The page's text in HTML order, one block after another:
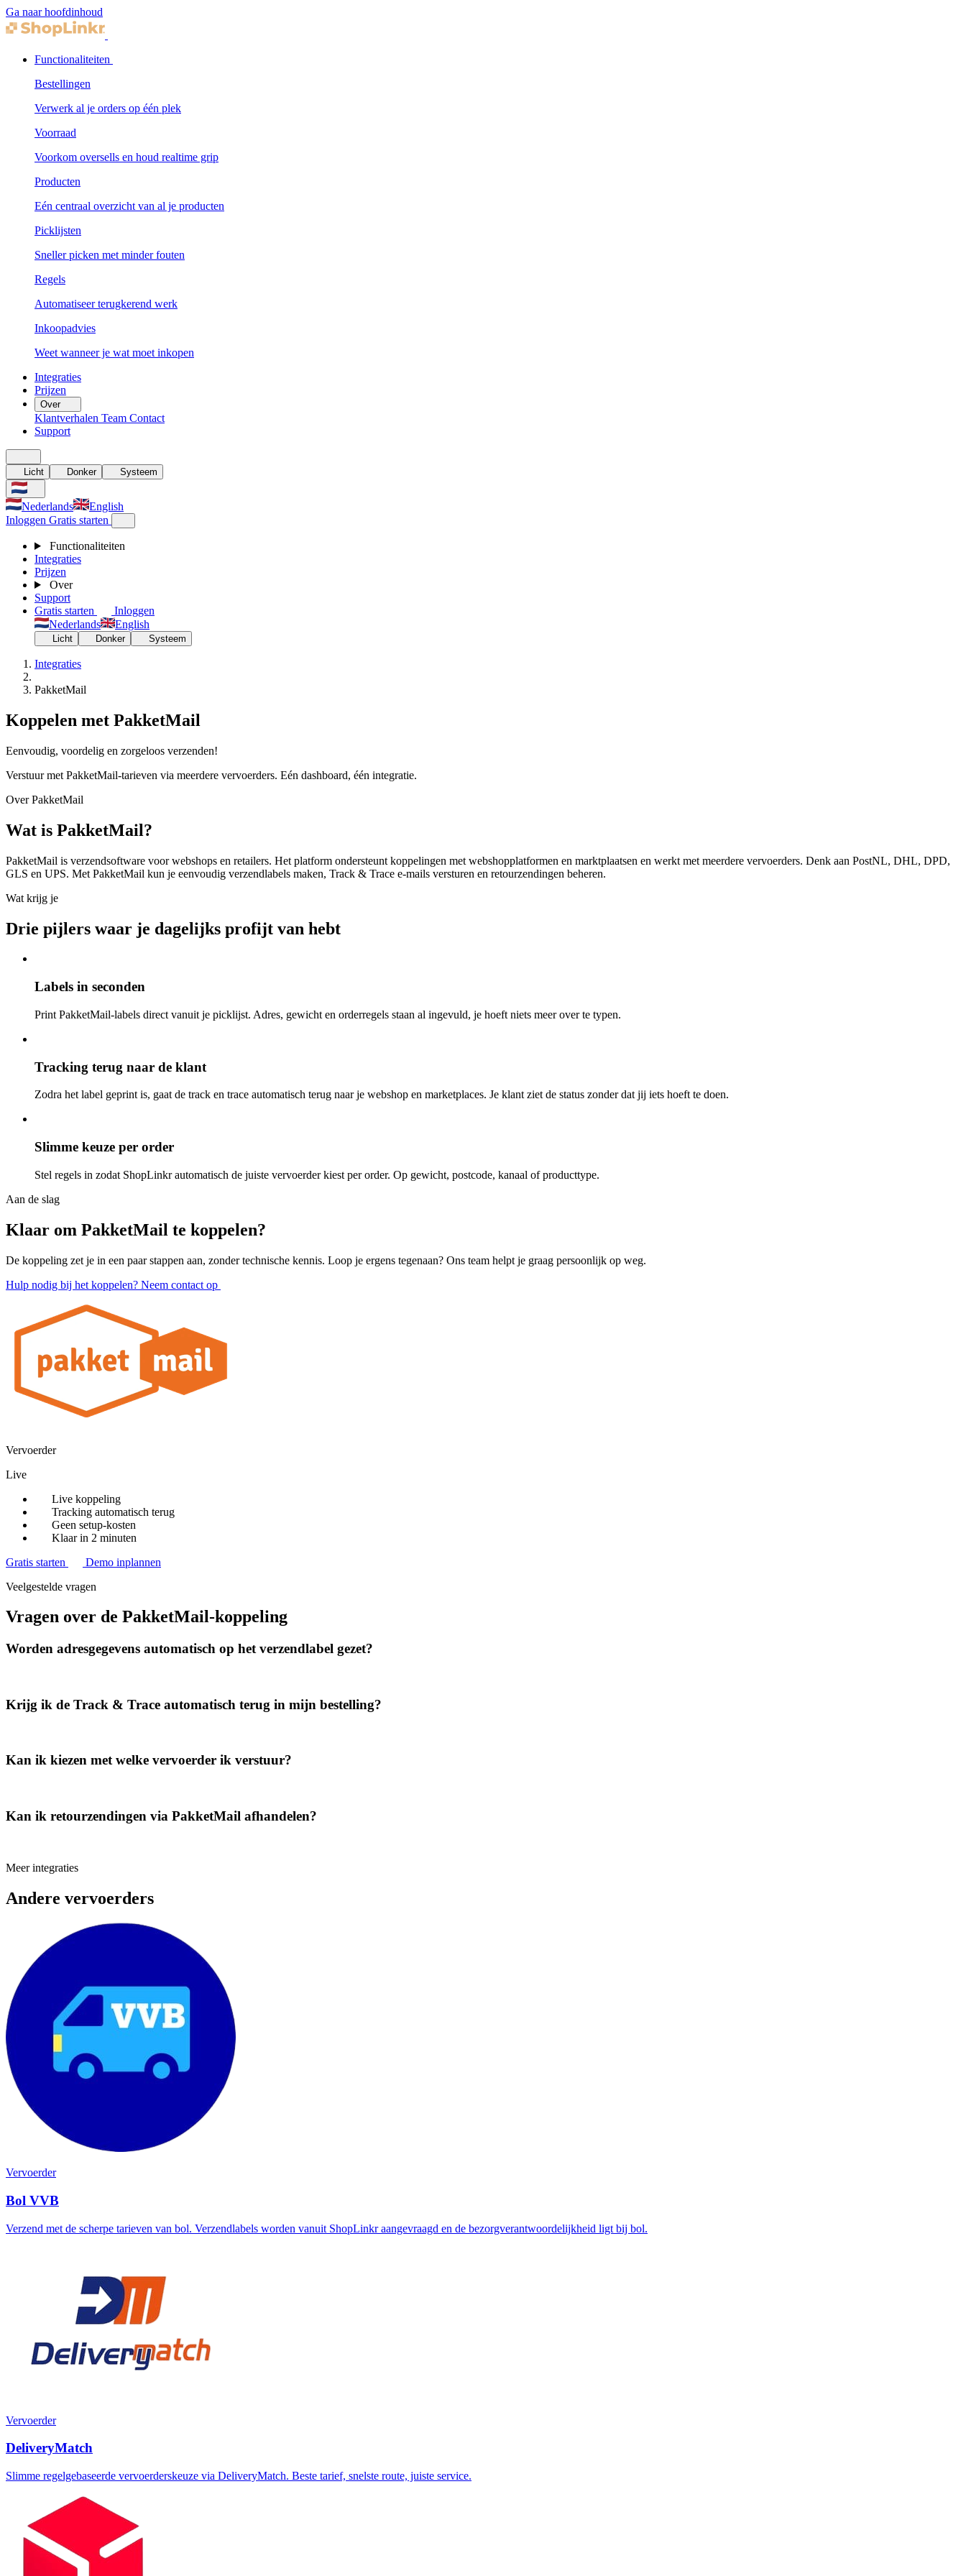
Ga naar hoofdinhoud
Functionaliteiten
Bestellingen
Verwerk al je orders op één plek
Voorraad
Voorkom oversells en houd realtime grip
Producten
Eén centraal overzicht van al je producten
Picklijsten
Sneller picken met minder fouten
Regels
Automatiseer terugkerend werk
Inkoopadvies
Weet wanneer je wat moet inkopen
Integraties
Prijzen
Over
Klantverhalen Team Contact
Support
Licht Donker Systeem
Nederlands
English
Inloggen Gratis starten
Functionaliteiten
Integraties
Prijzen
Over
Support
Gratis starten
Inloggen
Nederlands
English
Licht Donker Systeem
Integraties
PakketMail
Koppelen met PakketMail
Eenvoudig, voordelig en zorgeloos verzenden!
Verstuur met PakketMail-tarieven via meerdere vervoerders. Eén dashboard, één integratie.
Over PakketMail
Wat is PakketMail?
PakketMail is verzendsoftware voor webshops en retailers. Het platform ondersteunt koppelingen met webshopplatformen en marktplaatsen en werkt met meerdere vervoerders. Denk aan PostNL, DHL, DPD,
GLS en UPS. Met PakketMail kun je eenvoudig verzendlabels maken, Track & Trace e-mails versturen en retourzendingen beheren.
Wat krijg je
Drie pijlers waar je dagelijks profijt van hebt
Labels in seconden
Print PakketMail-labels direct vanuit je picklijst. Adres, gewicht en orderregels staan al ingevuld, je hoeft niets meer over te typen.
Tracking terug naar de klant
Zodra het label geprint is, gaat de track en trace automatisch terug naar je webshop en marketplaces. Je klant ziet de status zonder dat jij iets hoeft te doen.
Slimme keuze per order
Stel regels in zodat ShopLinkr automatisch de juiste vervoerder kiest per order. Op gewicht, postcode, kanaal of producttype.
Aan de slag
Klaar om PakketMail te koppelen?
De koppeling zet je in een paar stappen aan, zonder technische kennis. Loop je ergens tegenaan? Ons team helpt je graag persoonlijk op weg.
Hulp nodig bij het koppelen? Neem contact op
Vervoerder
Live
Live koppeling
Tracking automatisch terug
Geen setup-kosten
Klaar in 2 minuten
Gratis starten
Demo inplannen
Veelgestelde vragen
Vragen over de PakketMail-koppeling
Worden adresgegevens automatisch op het verzendlabel gezet?
Krijg ik de Track & Trace automatisch terug in mijn bestelling?
Kan ik kiezen met welke vervoerder ik verstuur?
Kan ik retourzendingen via PakketMail afhandelen?
Meer integraties
Andere vervoerders
Vervoerder
Bol VVB
Verzend met de scherpe tarieven van bol. Verzendlabels worden vanuit ShopLinkr aangevraagd en de bezorgverantwoordelijkheid ligt bij bol.
Vervoerder
DeliveryMatch
Slimme regelgebaseerde vervoerderskeuze via DeliveryMatch. Beste tarief, snelste route, juiste service.